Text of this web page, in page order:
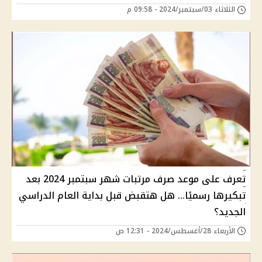
الثلاثاء 03/سبتمبر/2024 - 09:58 م
تعرف على موعد صرف مرتبات شهر سبتمبر 2024 بعد
تبكيرها رسميًا… هل هتقبض قبل بداية العام الدراسي
الجديد؟
الأربعاء 28/أغسطس/2024 - 12:31 ص